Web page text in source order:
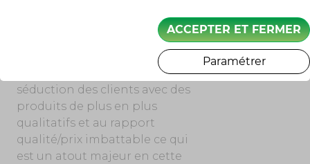
scooter, la croissance n’est
constructeurs chinois qui
poursuivent leur entreprise de
séduction des clients avec des
produits de plus en plus
qualitatifs et au rapport
qualité/prix imbattable ce qui
est un atout majeur en cette
ACCEPTER ET FERMER
Paramétrer